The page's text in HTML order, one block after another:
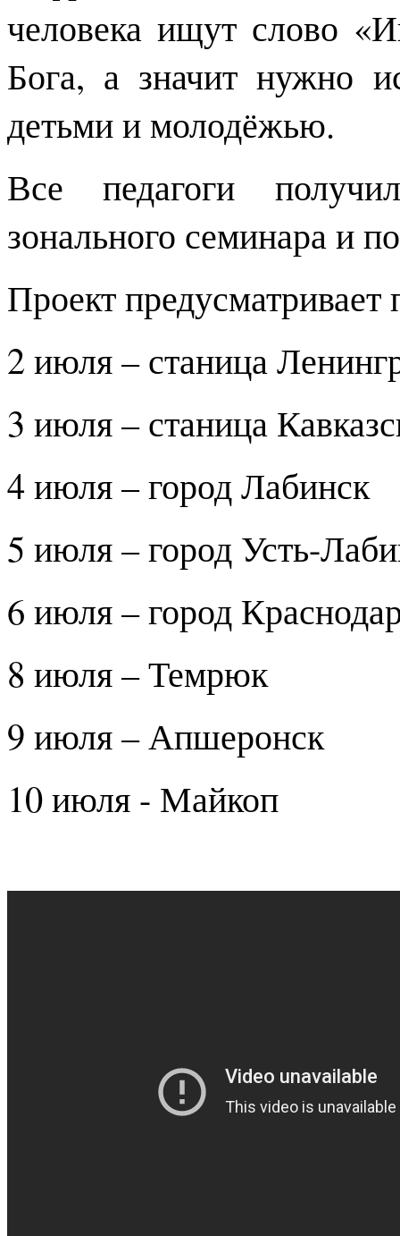
человека ищут слово
Бога, а значит нужно
детьми и молодёжью.
Все педагоги
зонального семинара и
Проект
2 июля – станица
3 июля – станица
4 июля – город Лабинск
5 июля – город Усть-
6 июля – город
8 июля – Темрюк
9 июля – Апшеронск
10 июля - Майкоп